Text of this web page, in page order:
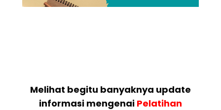
Melihat begitu banyaknya update
informasi mengenai Pelatihan